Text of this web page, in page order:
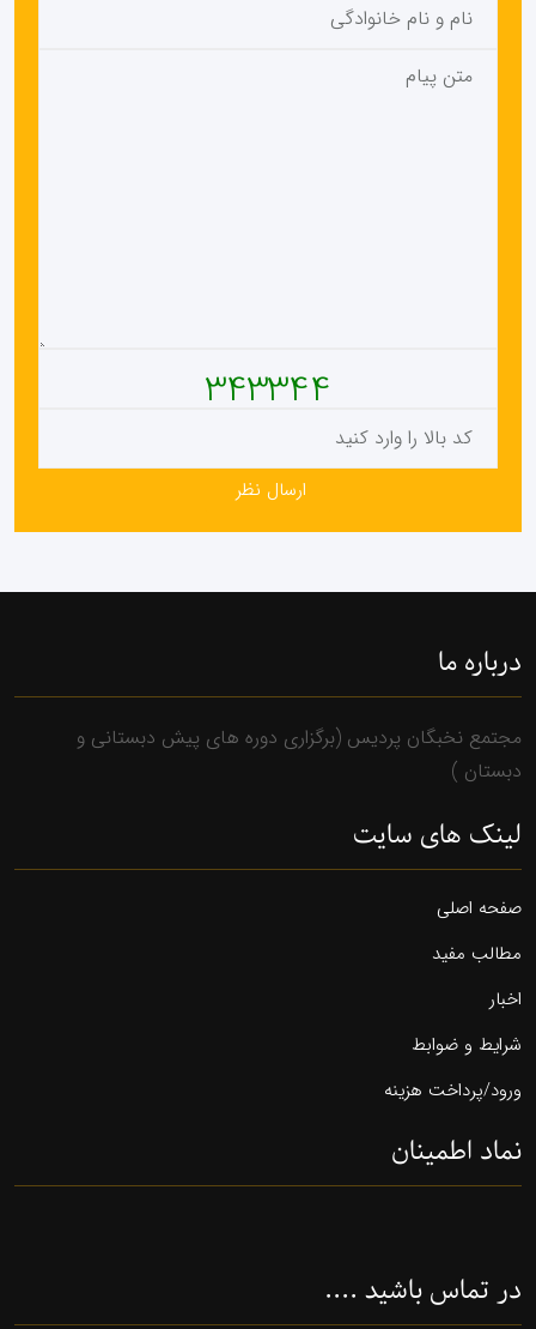
343344
درباره ما
مجتمع نخبگان پردیس (برگزاری دوره های پیش دبستانی و
دبستان )
لینک های سایت
صفحه اصلی
مطالب مفید
اخبار
شرایط و ضوابط
ورود/پرداخت هزینه
نماد اطمینان
در تماس باشید ....